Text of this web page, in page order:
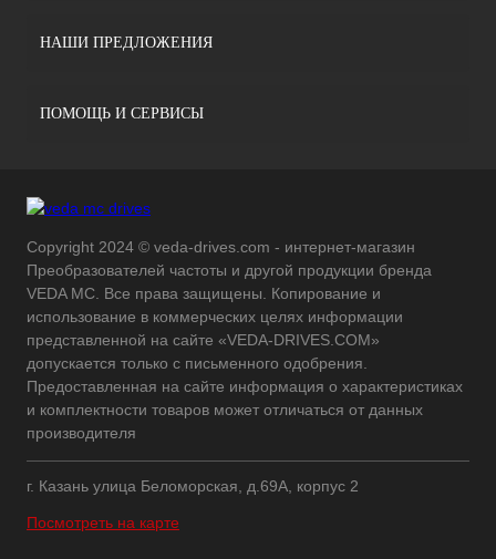
НАШИ ПРЕДЛОЖЕНИЯ
ПОМОЩЬ И СЕРВИСЫ
Copyright 2024 © veda-drives.com - интернет-магазин
Преобразователей частоты и другой продукции бренда
VEDA MC. Все права защищены. Копирование и
использование в коммерческих целях информации
представленной на сайте «VEDA-DRIVES.COM»
допускается только с письменного одобрения.
Предоставленная на сайте информация о характеристиках
и комплектности товаров может отличаться от данных
производителя
г. Казань улица Беломорская, д.69А, корпус 2
Посмотреть на карте